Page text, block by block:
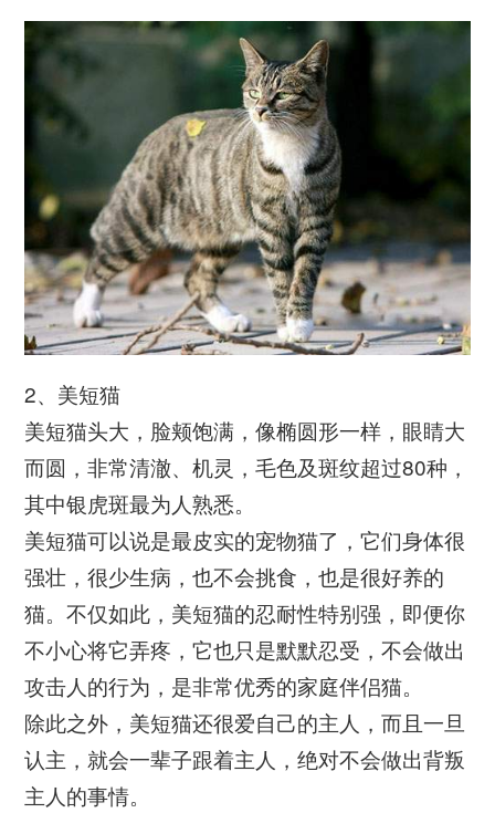
2、美短猫
美短猫头大，脸颊饱满，像椭圆形一样，眼睛大
而圆，非常清澈、机灵，毛色及斑纹超过80种，
其中银虎斑最为人熟悉。
美短猫可以说是最皮实的宠物猫了，它们身体很
强壮，很少生病，也不会挑食，也是很好养的
猫。不仅如此，美短猫的忍耐性特别强，即便你
不小心将它弄疼，它也只是默默忍受，不会做出
攻击人的行为，是非常优秀的家庭伴侣猫。
除此之外，美短猫还很爱自己的主人，而且一旦
认主，就会一辈子跟着主人，绝对不会做出背叛
主人的事情。